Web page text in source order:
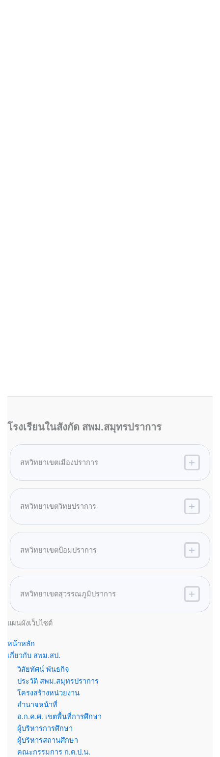
โรงเรียนในสังกัด สพม.สมุทรปราการ
สหวิทยาเขตเมืองปราการ
สหวิทยาเขตวิทยปราการ
สหวิทยาเขตป้อมปราการ
สหวิทยาเขตสุวรรณภูมิปราการ
แผนผังเว็บไซต์
หน้าหลัก
เกี่ยวกับ สพม.สป.
วิสัยทัศน์ พันธกิจ
ประวัติ สพม.สมุทรปราการ
โครงสร้างหน่วยงาน
อำนาจหน้าที่
อ.ก.ค.ศ. เขตพื้นที่การศึกษา
ผู้บริหารการศึกษา
ผู้บริหารสถานศึกษา
คณะกรรมการ ก.ต.ป.น.